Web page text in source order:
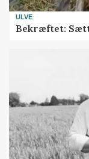
ULVE
Bekræftet: